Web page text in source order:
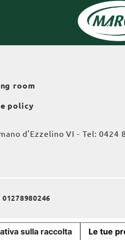
room
policy
d'Ezzelino VI - Tel:0424
sulla raccolta Le tue